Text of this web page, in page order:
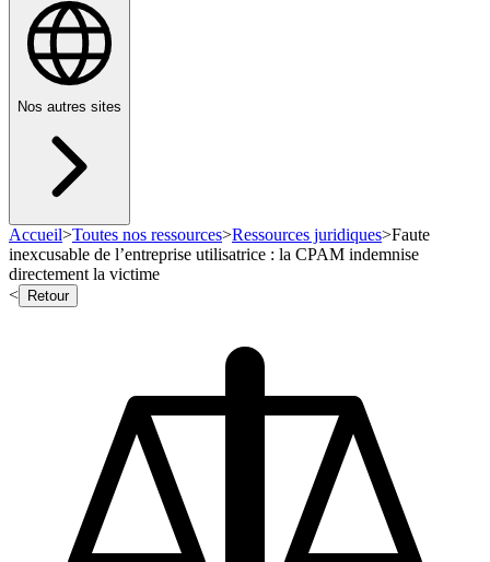
Nos autres sites
Accueil>Toutes nos ressources>Ressources juridiques>Faute
inexcusable de l’entreprise utilisatrice : la CPAM indemnise
directement la victime
<
Retour